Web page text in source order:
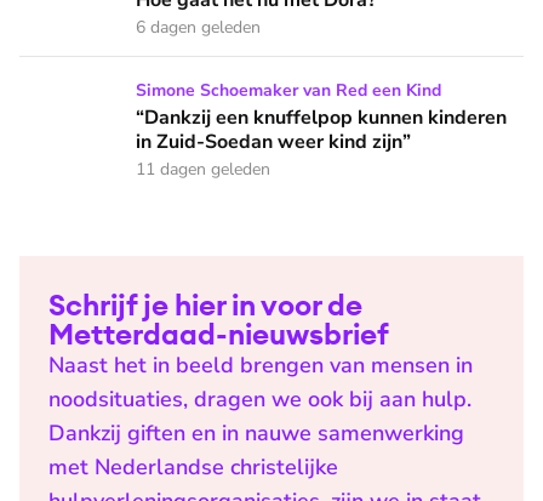
6 dagen geleden
“Dankzij een knuffelpop kunnen kinderen in Zuid-Soedan
Simone Schoemaker van Red een Kind
“Dankzij een knuffelpop kunnen kinderen
in Zuid-Soedan weer kind zijn”
11 dagen geleden
Schrijf je hier in voor de
Metterdaad-nieuwsbrief
Naast het in beeld brengen van mensen in
noodsituaties, dragen we ook bij aan hulp.
Dankzij giften en in nauwe samenwerking
met Nederlandse christelijke